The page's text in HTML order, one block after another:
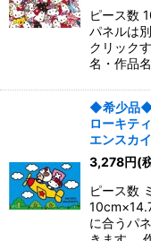
ピース数
パネルは
クリック
名・作品
◆希少品◆
ローキテ
エンスカ
3,278円(
ピース数
に合うパ